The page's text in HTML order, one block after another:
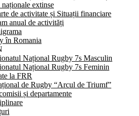
extinse
de activitate și Situații financiare
anual de activități
în Romania
Național Rugby 7s Masculin
Național Rugby 7s Feminin
la FRR
de Rugby “Arcul de Triumf”
și departamente